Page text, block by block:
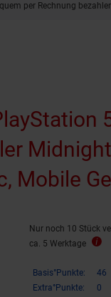
per Rechnung
Mobile
Nur noch 10 Stück
ca. 5 Werktage
Basis°Punkte:
46
Extra°Punkte:
0